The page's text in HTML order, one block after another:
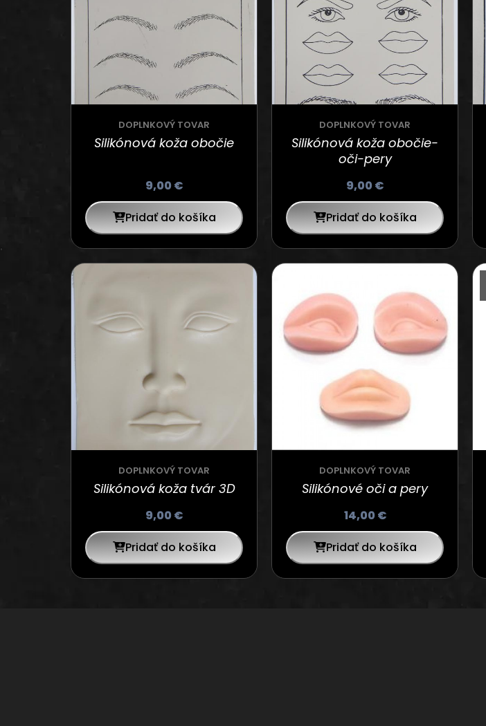
DOPLNKOVÝ TOVAR
Silikónová koža obočie
9,00€
Pridať do košíka
DOPLNKOVÝ TOVAR
Silikónová koža obočie-
oči-pery
9,00€
Pridať do košíka
DOPLNKOVÝ TOVAR
Silikónová koža tvár 3D
9,00€
Pridať do košíka
DOPLNKOVÝ TOVAR
Silikónové oči a pery
14,00€
Pridať do košíka